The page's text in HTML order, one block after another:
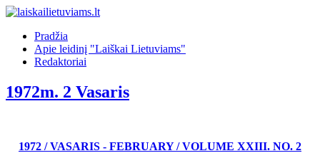
Pradžia
Apie leidinį "Laiškai Lietuviams"
Redaktoriai
1972m. 2 Vasaris
1972 / VASARIS - FEBRUARY / VOLUME XXIII. NO. 2